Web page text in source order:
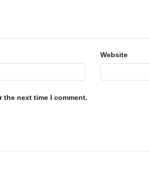
Website
the next time I comment.